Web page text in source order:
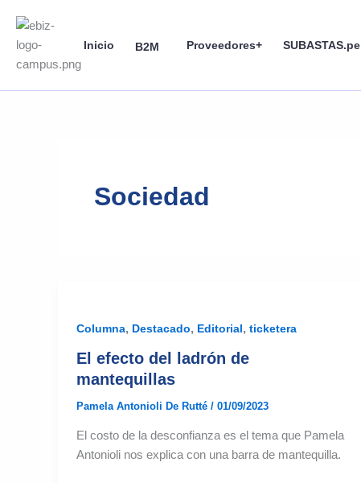
content
Inicio B2M Proveedores+ SUBASTAS.pe
Sociedad
Columna, Destacado, Editorial, ticketera
El efecto del ladrón de
mantequillas
Pamela Antonioli De Rutté / 01/09/2023
El costo de la desconfianza es el tema que Pamela
Antonioli nos explica con una barra de mantequilla.